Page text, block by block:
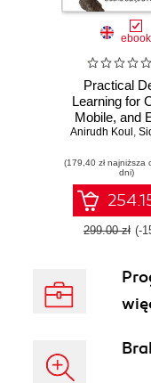
ebook
Practical
Learning for
Mobile, and
Real-World
Projects
Python,
Anirudh Koul ,
(179,40 zł najniższa
dni)
299.00 zł (-